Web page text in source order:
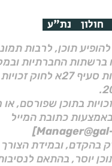
חולון נת"ע
תוכן, לרבות
ברשתות החברתיות
בהתאם להוראות סעיף 27א
בתוכן שפורסם, או
כתובת המייל
בהקדם, ובמידת הצורך
יוסר, בהתאם